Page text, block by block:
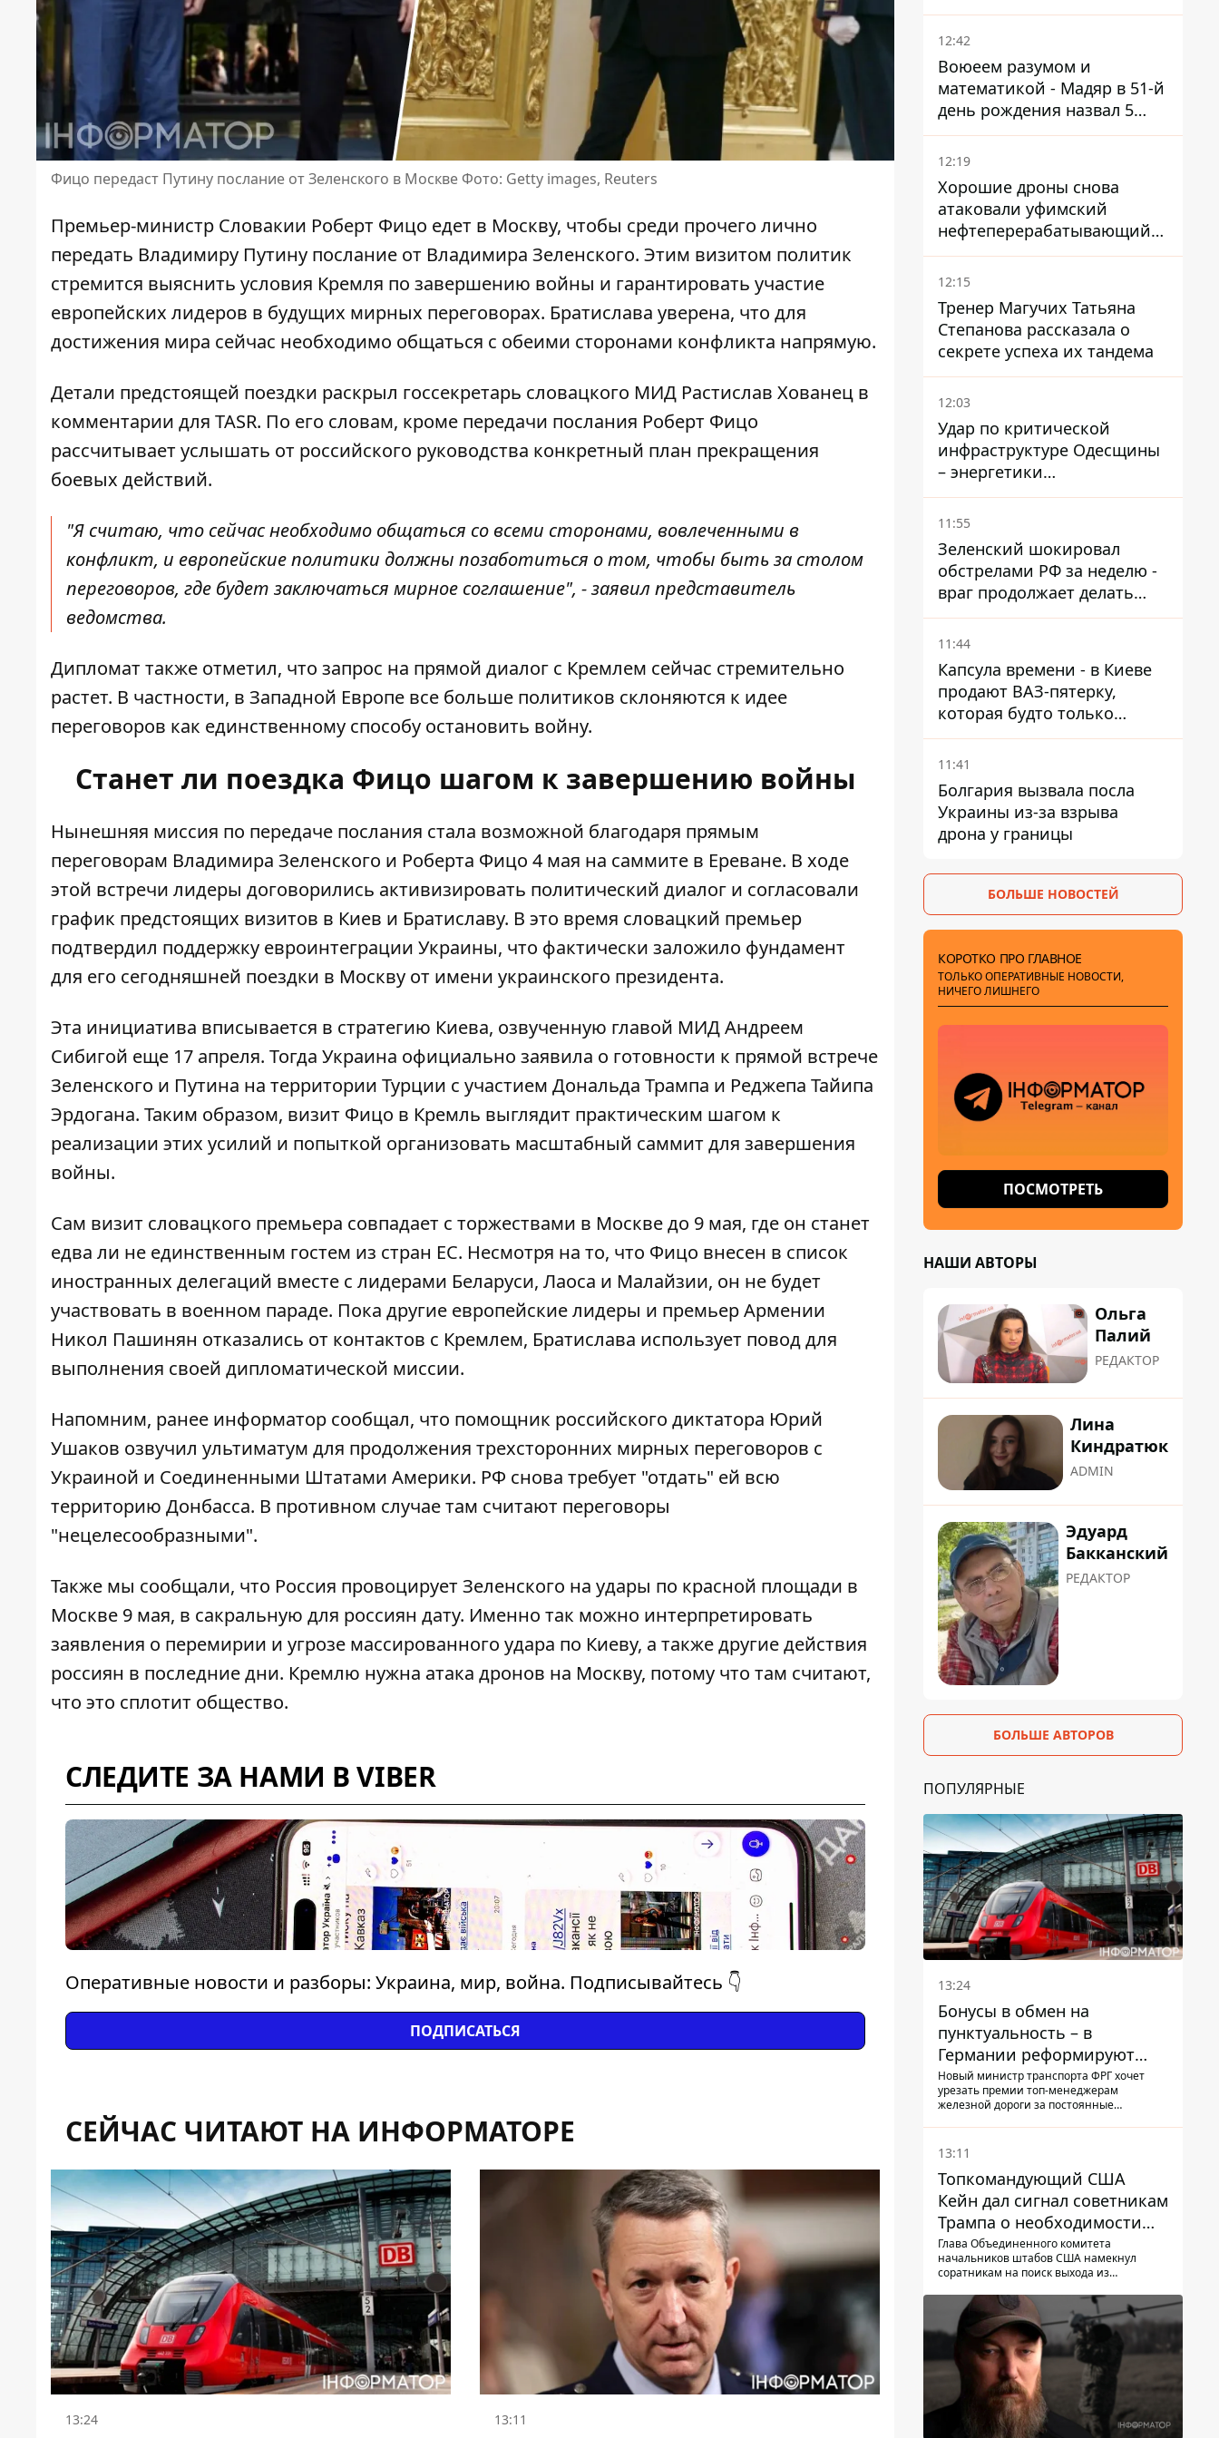
Фицо передаст Путину послание от Зеленского в Москве Фото: Getty images, Reuters
Премьер-министр Словакии Роберт Фицо едет в Москву, чтобы среди прочего лично
передать Владимиру Путину послание от Владимира Зеленского. Этим визитом политик
стремится выяснить условия Кремля по завершению войны и гарантировать участие
европейских лидеров в будущих мирных переговорах. Братислава уверена, что для
достижения мира сейчас необходимо общаться с обеими сторонами конфликта напрямую.
Детали предстоящей поездки раскрыл госсекретарь словацкого МИД Растислав Хованец в
комментарии для TASR. По его словам, кроме передачи послания Роберт Фицо
рассчитывает услышать от российского руководства конкретный план прекращения
боевых действий.
"Я считаю, что сейчас необходимо общаться со всеми сторонами, вовлеченными в
конфликт, и европейские политики должны позаботиться о том, чтобы быть за столом
переговоров, где будет заключаться мирное соглашение", - заявил представитель
ведомства.
Дипломат также отметил, что запрос на прямой диалог с Кремлем сейчас стремительно
растет. В частности, в Западной Европе все больше политиков склоняются к идее
переговоров как единственному способу остановить войну.
Станет ли поездка Фицо шагом к завершению войны
Нынешняя миссия по передаче послания стала возможной благодаря прямым
переговорам Владимира Зеленского и Роберта Фицо 4 мая на саммите в Ереване. В ходе
этой встречи лидеры договорились активизировать политический диалог и согласовали
график предстоящих визитов в Киев и Братиславу. В это время словацкий премьер
подтвердил поддержку евроинтеграции Украины, что фактически заложило фундамент
для его сегодняшней поездки в Москву от имени украинского президента.
Эта инициатива вписывается в стратегию Киева, озвученную главой МИД Андреем
Сибигой еще 17 апреля. Тогда Украина официально заявила о готовности к прямой встрече
Зеленского и Путина на территории Турции с участием Дональда Трампа и Реджепа Тайипа
Эрдогана. Таким образом, визит Фицо в Кремль выглядит практическим шагом к
реализации этих усилий и попыткой организовать масштабный саммит для завершения
войны.
Сам визит словацкого премьера совпадает с торжествами в Москве до 9 мая, где он станет
едва ли не единственным гостем из стран ЕС. Несмотря на то, что Фицо внесен в список
иностранных делегаций вместе с лидерами Беларуси, Лаоса и Малайзии, он не будет
участвовать в военном параде. Пока другие европейские лидеры и премьер Армении
Никол Пашинян отказались от контактов с Кремлем, Братислава использует повод для
выполнения своей дипломатической миссии.
Напомним, ранее информатор сообщал, что помощник российского диктатора Юрий
Ушаков озвучил ультиматум для продолжения трехсторонних мирных переговоров с
Украиной и Соединенными Штатами Америки. РФ снова требует "отдать" ей всю
территорию Донбасса. В противном случае там считают переговоры
"нецелесообразными".
Также мы сообщали, что Россия провоцирует Зеленского на удары по красной площади в
Москве 9 мая, в сакральную для россиян дату. Именно так можно интерпретировать
заявления о перемирии и угрозе массированного удара по Киеву, а также другие действия
россиян в последние дни. Кремлю нужна атака дронов на Москву, потому что там считают,
что это сплотит общество.
СЛЕДИТЕ ЗА НАМИ В VIBER
Оперативные новости и разборы: Украина, мир, война. Подписывайтесь 👇
ПОДПИСАТЬСЯ
СЕЙЧАС ЧИТАЮТ НА ИНФОРМАТОРЕ
13:24 13:11
нуждается в усилении
12:42
Воюеем разумом и
математикой - Мадяр в 51-й
день рождения назвал 5
условий поражения РФ
12:19
Хорошие дроны снова
атаковали уфимский
нефтеперерабатывающий
кластер – один упал на
недострой
12:15
Тренер Магучих Татьяна
Степанова рассказала о
секрете успеха их тандема
12:03
Удар по критической
инфраструктуре Одесщины
– энергетики
восстанавливают свет
11:55
Зеленский шокировал
обстрелами РФ за неделю -
враг продолжает делать
ставку на баллистический
террор
11:44
Капсула времени - в Киеве
продают ВАЗ-пятерку,
которая будто только
сошла с конвейера
11:41
Болгария вызвала посла
Украины из-за взрыва
дрона у границы
БОЛЬШЕ НОВОСТЕЙ
КОРОТКО ПРО ГЛАВНОЕ
ТОЛЬКО ОПЕРАТИВНЫЕ НОВОСТИ,
НИЧЕГО ЛИШНЕГО
ПОСМОТРЕТЬ
НАШИ АВТОРЫ
Ольга
Палий
РЕДАКТОР
Лина
Киндратюк
ADMIN
Эдуард
Бакканский
РЕДАКТОР
БОЛЬШЕ АВТОРОВ
ПОПУЛЯРНЫЕ
13:24
Бонусы в обмен на
пунктуальность – в
Германии реформируют
премирование руководства
Deutsche Bahn
Новый министр транспорта ФРГ хочет
урезать премии топ-менеджерам
железной дороги за постоянные
13:11
Топкомандующий США
Кейн дал сигнал советникам
Трампа о необходимости
заканчивать войну с
Ираном – СМИ
Глава Объединенного комитета
начальников штабов США намекнул
соратникам на поиск выхода из